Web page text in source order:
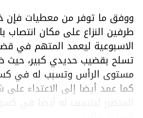
ووفق ما توفر من معطيات فإن
طرفين النزاع على مكان انتصاب
الاسبوعية ليعمد المتهم في
تسلح بقضيب حديدي كبير، حيث
مستوى الرأس وتسبب له في
كما عمد أيضا إلى الاعتداء
المتضرر ليتسبب له أيضا في